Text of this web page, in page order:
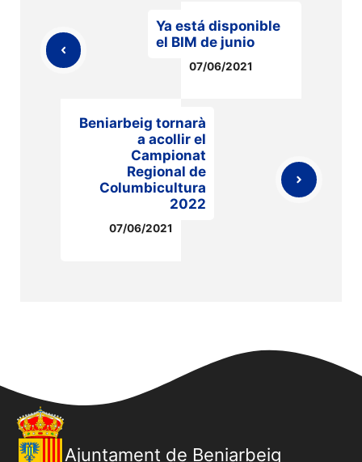
Ya está disponible
el BIM de junio
07/06/2021
Beniarbeig tornarà
a acollir el
Campionat
Regional de
Columbicultura
2022
07/06/2021
Ajuntament de Beniarbeig